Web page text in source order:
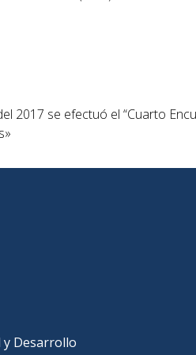
2017 se efectuó el “Cuarto
y Desarrollo